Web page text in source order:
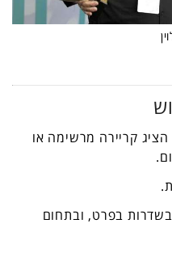
קריירה מרשימה או
בשדרות בפרט, ובתחום